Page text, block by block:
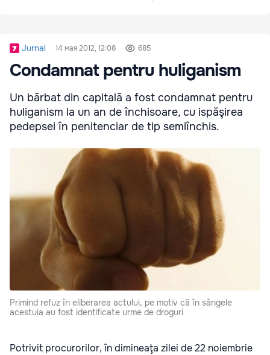
Jurnal 14 мая 2012, 12:08 685
Condamnat pentru huliganism
Un bărbat din capitală a fost condamnat pentru
huliganism la un an de închisoare, cu ispăşirea
pedepsei în penitenciar de tip semiînchis.
Primind refuz în eliberarea actului, pe motiv că în sângele
acestuia au fost identificate urme de droguri
Potrivit procurorilor, în dimineaţa zilei de 22 noiembrie